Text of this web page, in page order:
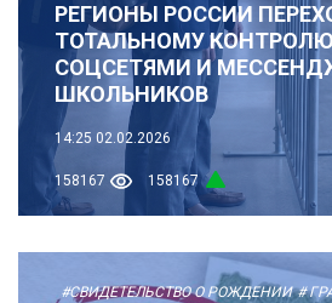
РЕГИОНЫ РОССИИ
ТОТАЛЬНОМУ
СОЦСЕТЯМИ И
ШКОЛЬНИКОВ
14:25 02.02.2026
158167 158167
#СВИДЕТЕЛЬСТВО О РОЖДЕНИИ #